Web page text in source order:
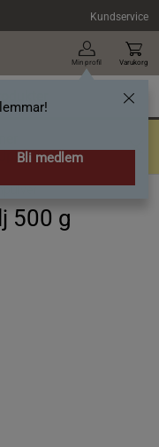
Kundservice
Min profil
Bli medlem
Varukorg
till 40%
500 g